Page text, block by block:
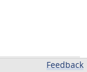
Feedback